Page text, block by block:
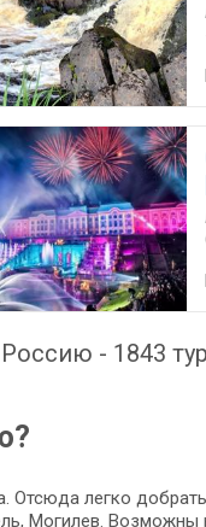
- 1843
легко
Могилев.